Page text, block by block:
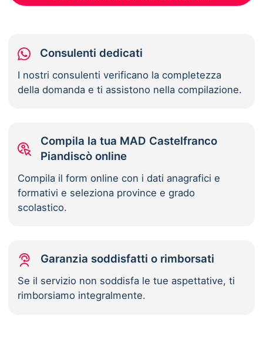
Consulenti dedicati
I nostri consulenti verificano la completezza
della domanda e ti assistono nella compilazione.
Compila la tua MAD Castelfranco
Piandiscò online
Compila il form online con i dati anagrafici e
formativi e seleziona province e grado
scolastico.
Garanzia soddisfatti o rimborsati
Se il servizio non soddisfa le tue aspettative, ti
rimborsiamo integralmente.